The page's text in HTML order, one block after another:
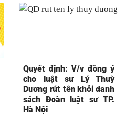
Quyết định: V/v đồng ý
cho luật sư Lý Thuỳ
Dương rút tên khỏi danh
sách Đoàn luật sư TP.
Hà Nội